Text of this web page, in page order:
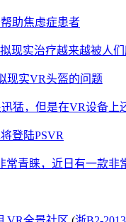
助焦虑症患者
实治疗越来越被人们
现实VR头盔的问题
猛，但是在VR设备上
登陆PSVR
常青睐，近日有一款非